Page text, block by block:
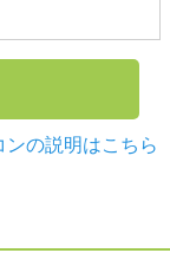
ンの説明はこちら